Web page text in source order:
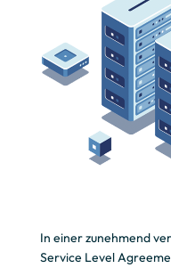
In einer zunehmend
Service Level